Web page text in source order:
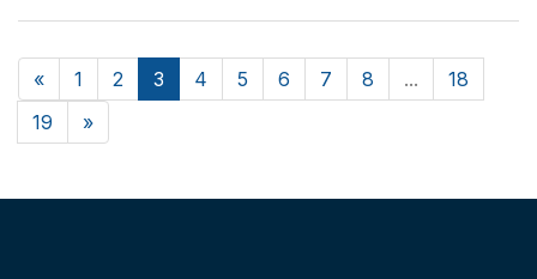
« 1 2 3 4 5 6 7 8 ...
18
19
»